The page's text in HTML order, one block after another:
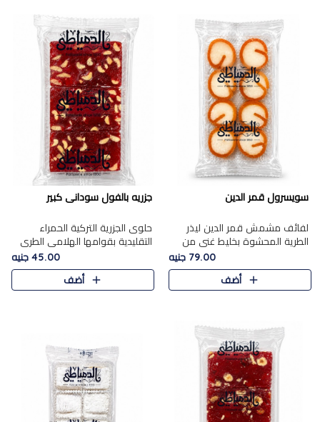
سويسرول قمر الدين
لفائف مشمش قمر الدين ليذر
الطرية المحشوة بخليط غني من
جوز الهند الأبيض والمكسرات
الفاخرة، يقدم المذاق الحلو
الطبيعي لقمر الدين و تجمع بين
79.00 جنيه
أضف
جزريه بالفول سودانى كبير
حلوى الجزرية التركية الحمراء
التقليدية بقوامها الهلامي الطري
ولونها الأحمر المميز، محشوة
بسخاء بالفول السوداني المحمص
لتمنحك توازنًا رائعًا ..
45.00 جنيه
أضف